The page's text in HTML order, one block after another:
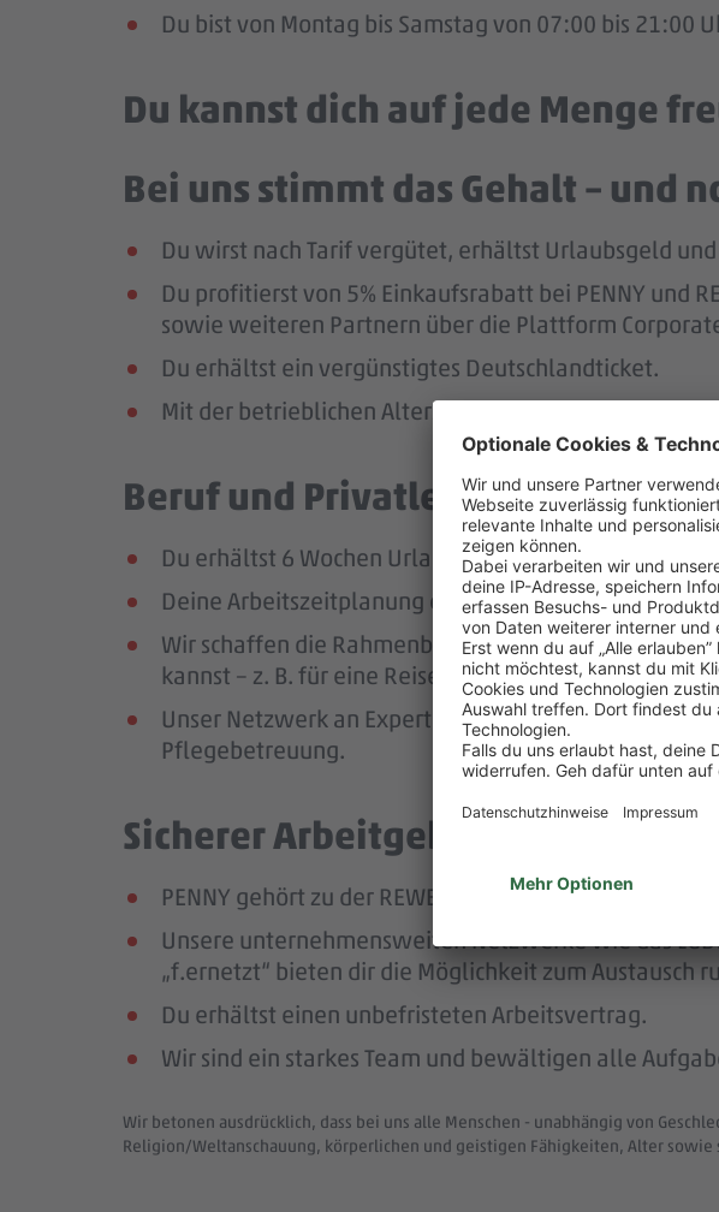
Du bist von Montag bis Samstag von 07:00 bis 21:00
Du kannst dich auf jede Menge
Bei uns stimmt das Gehalt – und
Du wirst nach Tarif vergütet, erhältst Urlaubsgeld
Du profitierst von 5% Einkaufsrabatt bei PENNY und
sowie weiteren Partnern über die Plattform
Du erhältst ein vergünstigtes Deutschlandticket.
Mit der betrieblichen Altersversorgung der REWE
Beruf und Privatleben
Du erhältst 6 Wochen Urlaub pro Jahr.
Deine Arbeitszeitplanung erfolgt in der Regel 2
Wir schaffen die Rahmenbedingungen dafür, dass du
kannst – z. B. für eine Reise oder einen Hausbau.
Unser Netzwerk an Expert:innen unterstützt dich
Pflegebetreuung.
Sicherer Arbeitgeber – nachhaltig
PENNY gehört zu der REWE Group, einem der
Unsere unternehmensweiten Netzwerke wie das
„f.ernetzt“ bieten dir die Möglichkeit zum
Du erhältst einen unbefristeten Arbeitsvertrag.
Wir sind ein starkes Team und bewältigen alle
Wir betonen ausdrücklich, dass bei uns alle Menschen - unabhängig von
Religion/Weltanschauung, körperlichen und geistigen Fähigkeiten, Alter